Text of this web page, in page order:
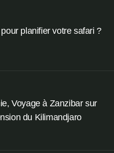
planifier votre safari ?
Voyage à Zanzibar sur
du Kilimandjaro